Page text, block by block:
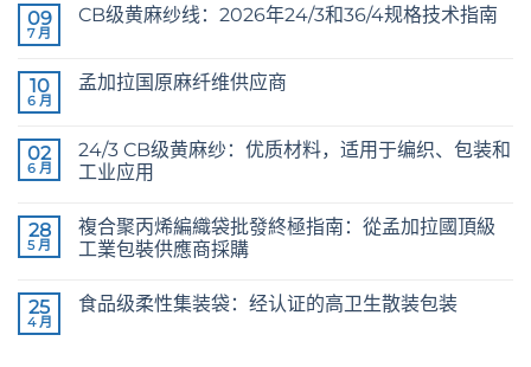
09
7 月
CB级黄麻纱线：2026年24/3和36/4规格技术指南
Yarn:
Guide
to
24/3
Configurations
10
6 月
孟加拉国原麻纤维供应商
Supplier
Bangladesh
02
6 月
24/3 CB级黄麻纱：优质材料，适用于编织、包装和
工业应用
Grade
Jute
Yarn:
for
Weaving,
论
28
5 月
複合聚丙烯編織袋批發終極指南：從孟加拉國頂級
工業包裝供應商採購
Guide
to
论
25
4 月
食品级柔性集装袋：经认证的高卫生散装包装